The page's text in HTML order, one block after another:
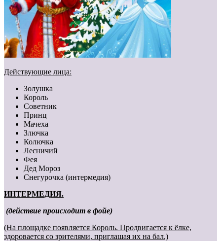
Действующие лица:
Золушка
Король
Советник
Принц
Мачеха
Злючка
Колючка
Лесничий
Фея
Дед Мороз
Снегурочка (интермедия)
ИНТЕРМЕДИЯ.
(действие происходит в фойе)
(На площадке появляется Король. Продвигается к ёлке,
здоровается со зрителями, приглашая их на бал.)